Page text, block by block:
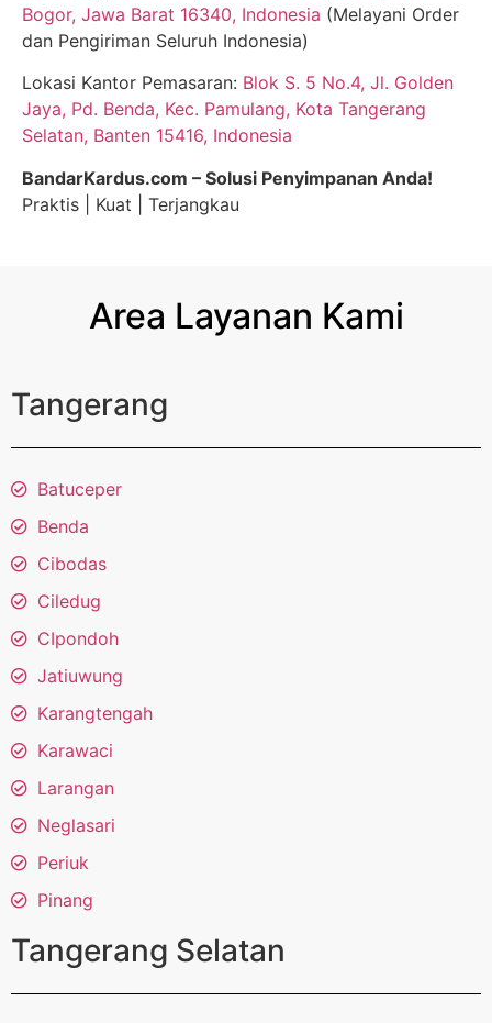
Bogor, Jawa Barat 16340, Indonesia (Melayani Order
dan Pengiriman Seluruh Indonesia)
Lokasi Kantor Pemasaran: Blok S. 5 No.4, Jl. Golden
Jaya, Pd. Benda, Kec. Pamulang, Kota Tangerang
Selatan, Banten 15416, Indonesia
BandarKardus.com – Solusi Penyimpanan Anda!
Praktis | Kuat | Terjangkau
Area Layanan Kami
Tangerang
Batuceper
Benda
Cibodas
Ciledug
CIpondoh
Jatiuwung
Karangtengah
Karawaci
Larangan
Neglasari
Periuk
Pinang
Tangerang Selatan